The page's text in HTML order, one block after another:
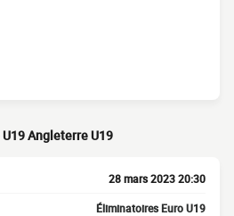
Angleterre U19
28 mars 2023 20:30
Éliminatoires Euro U19